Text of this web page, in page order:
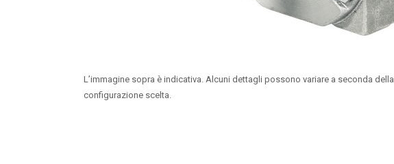
L’immagine sopra è indicativa. Alcuni dettagli possono variare a seconda della
configurazione scelta.